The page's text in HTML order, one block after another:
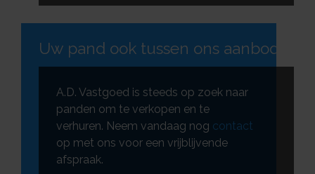
Uw pand ook tussen ons aanbod?
A.D. Vastgoed is steeds op zoek naar
panden om te verkopen en te
verhuren. Neem vandaag nog contact
op met ons voor een vrijblijvende
afspraak.